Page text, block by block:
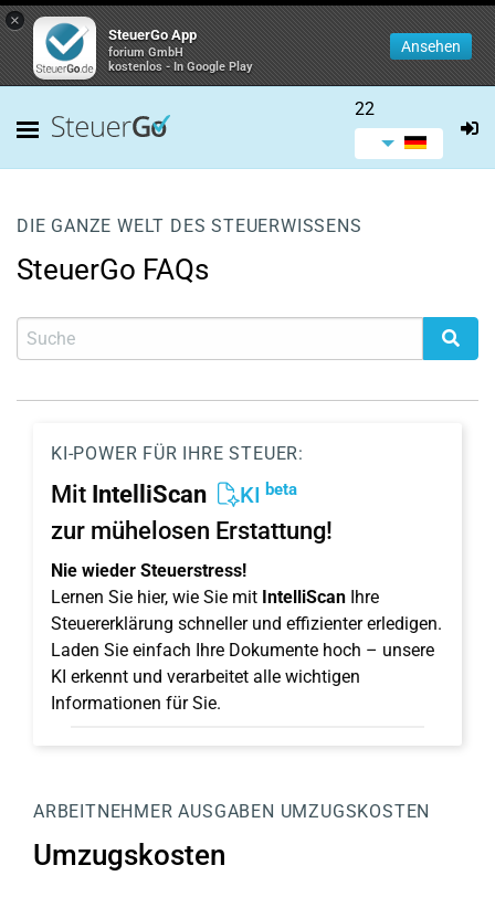
×
SteuerGo App
forium GmbH
kostenlos - In Google Play
Ansehen
22
DIE GANZE WELT DES STEUERWISSENS
SteuerGo FAQs
KI-POWER FÜR IHRE STEUER:
Mit IntelliScan KI beta
zur mühelosen Erstattung!
Nie wieder Steuerstress!
Lernen Sie hier, wie Sie mit IntelliScan Ihre
Steuererklärung schneller und effizienter erledigen.
Laden Sie einfach Ihre Dokumente hoch – unsere
KI erkennt und verarbeitet alle wichtigen
Informationen für Sie.
ARBEITNEHMER AUSGABEN UMZUGSKOSTEN
Umzugskosten